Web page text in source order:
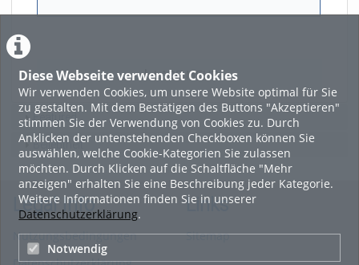
Diese Webseite verwendet Cookies
Wir verwenden Cookies, um unsere Website optimal für Sie
zu gestalten. Mit dem Bestätigen des Buttons "Akzeptieren"
stimmen Sie der Verwendung von Cookies zu. Durch
Anklicken der untenstehenden Checkboxen können Sie
auswählen, welche Cookie-Kategorien Sie zulassen
möchten. Durch Klicken auf die Schaltfläche "Mehr
anzeigen" erhalten Sie eine Beschreibung jeder Kategorie.
Weitere Informationen finden Sie in unserer
Datenschutzerklärung.
Notwendig
LADE MEHR
Featured
Beliebtheit
Legal Info
Nutzungsbedingungen
Links
Sitemap